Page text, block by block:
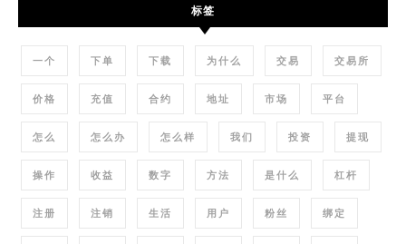
标签
一个 下单 下载 为什么 交易 交易所
价格 充值 合约 地址 市场 平台
怎么 怎么办 怎么样 我们 投资 提现
操作 收益 数字 方法 是什么 杠杆
注册 注销 生活 用户 粉丝 绑定